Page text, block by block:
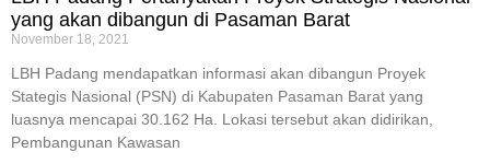
yang akan dibangun di Pasaman Barat
November 18, 2021
LBH Padang mendapatkan informasi akan dibangun Proyek
Stategis Nasional (PSN) di Kabupaten Pasaman Barat yang
luasnya mencapai 30.162 Ha. Lokasi tersebut akan didirikan,
Pembangunan Kawasan